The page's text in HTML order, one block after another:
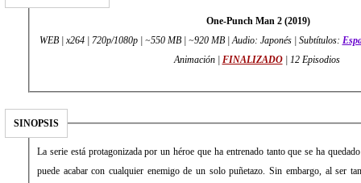
One-Punch Man 2 (2019)
WEB | x264 | 720p/1080p | ~550 MB | ~920 MB | Audio: Japonés | Subtítulos:
Animación | FINALIZADO| 12 Episodios
SINOPSIS
La serie está protagonizada por un héroe que ha entrenado tanto que se ha
puede acabar con cualquier enemigo de un solo puñetazo. Sin embargo, al ser